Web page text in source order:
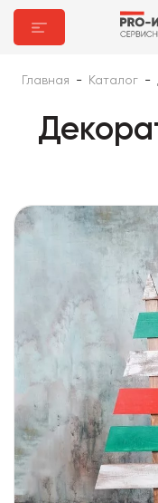
Главная - Каталог -